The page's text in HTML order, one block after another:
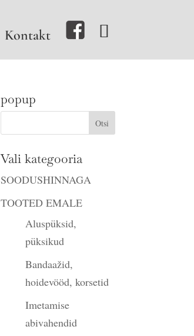
Kontakt
popup
Vali kategooria
SOODUSHINNAGA
TOOTED EMALE
Aluspüksid,
püksikud
Bandaažid,
hoidevööd, korsetid
Imetamise
abivahendid